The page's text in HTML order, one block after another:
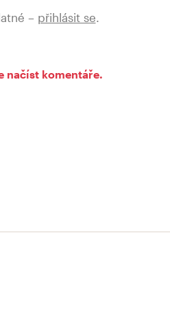
– přihlásit se
načíst komentáře.